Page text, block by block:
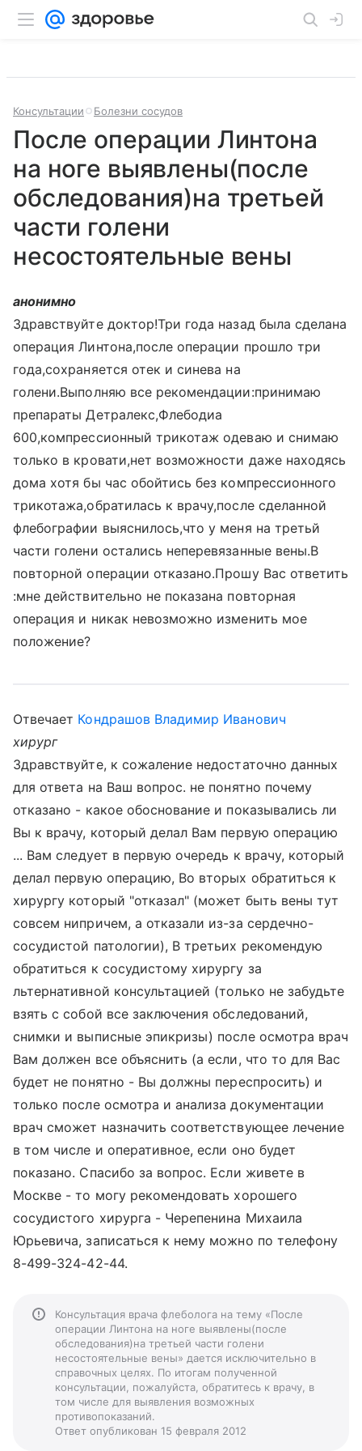
Консультации Болезни сосудов
После операции Линтона
на ноге выявлены(после
обследования)на третьей
части голени
несостоятельные вены
анонимно
Здравствуйте доктор!Три года назад была сделана
операция Линтона,после операции прошло три
года,сохраняется отек и синева на
голени.Выполняю все рекомендации:принимаю
препараты Детралекс,Флебодиа
600,компрессионный трикотаж одеваю и снимаю
только в кровати,нет возможности даже находясь
дома хотя бы час обойтись без компрессионного
трикотажа,обратилась к врачу,после сделанной
флебографии выяснилось,что у меня на третьй
части голени остались неперевязанные вены.В
повторной операции отказано.Прошу Вас ответить
:мне действительно не показана повторная
операция и никак невозможно изменить мое
положение?
Отвечает Кондрашов Владимир Иванович
хирург
Здравствуйте, к сожаление недостаточно данных
для ответа на Ваш вопрос. не понятно почему
отказано - какое обоснование и показывались ли
Вы к врачу, который делал Вам первую операцию
... Вам следует в первую очередь к врачу, который
делал первую операцию, Во вторых обратиться к
хирургу который "отказал" (может быть вены тут
совсем нипричем, а отказали из-за сердечно-
сосудистой патологии), В третьих рекомендую
обратиться к сосудистому хирургу за
льтернативной консультацией (только не забудьте
взять с собой все заключения обследований,
снимки и выписные эпикризы) после осмотра врач
Вам должен все объяснить (а если, что то для Вас
будет не понятно - Вы должны переспросить) и
только после осмотра и анализа документации
врач сможет назначить соответствующее лечение
в том числе и оперативное, если оно будет
показано. Спасибо за вопрос. Если живете в
Москве - то могу рекомендовать хорошего
сосудистого хирурга - Черепенина Михаила
Юрьевича, записаться к нему можно по телефону
8-499-324-42-44.
Консультация врача флеболога на тему «После
операции Линтона на ноге выявлены(после
обследования)на третьей части голени
несостоятельные вены» дается исключительно в
справочных целях. По итогам полученной
консультации, пожалуйста, обратитесь к врачу, в
том числе для выявления возможных
противопоказаний.
Ответ опубликован 15 февраля 2012